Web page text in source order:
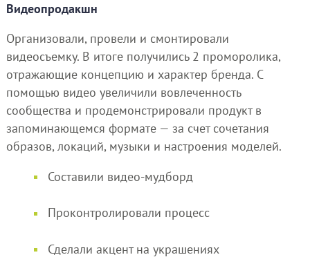
Видеопродакшн
Организовали, провели и смонтировали
видеосъемку. В итоге получились 2 проморолика,
отражающие концепцию и характер бренда. С
помощью видео увеличили вовлеченность
сообщества и продемонстрировали продукт в
запоминающемся формате — за счет сочетания
образов, локаций, музыки и настроения моделей.
Составили видео-мудборд
Проконтролировали процесс
Сделали акцент на украшениях